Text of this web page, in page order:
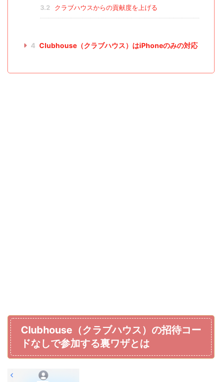
3.2 クラブハウスからの貢献度を上げる
4 Clubhouse（クラブハウス）はiPhoneのみの対応
Clubhouse（クラブハウス）の招待コー
ドなしで参加する裏ワザとは